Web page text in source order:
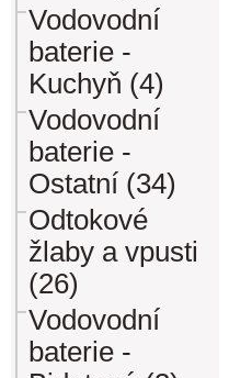
Vodovodní
baterie -
Kuchyň (4)
Vodovodní
baterie -
Ostatní (34)
Odtokové
žlaby a vpusti
(26)
Vodovodní
baterie -